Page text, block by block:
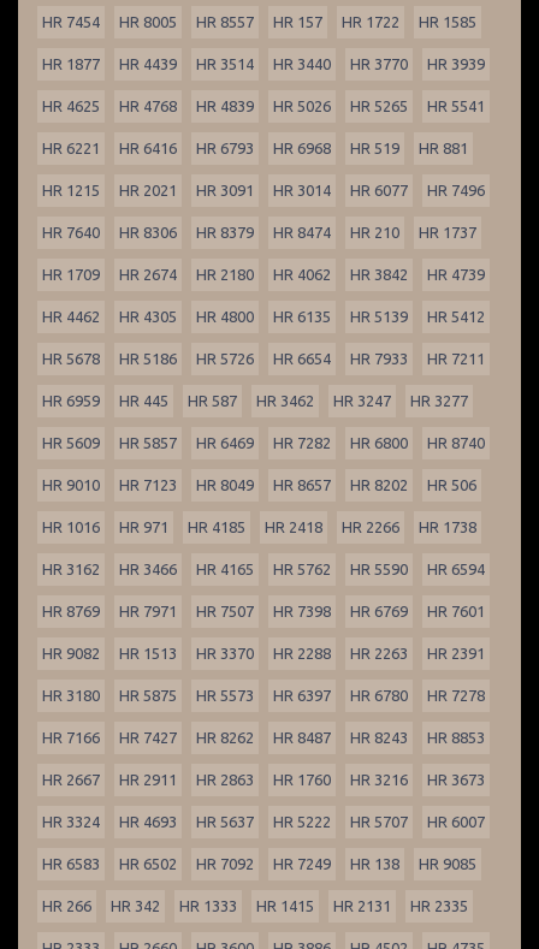
HR 7454 HR 8005 HR 8557 HR 157 HR 1722 HR 1585
HR 1877 HR 4439 HR 3514 HR 3440 HR 3770 HR 3939
HR 4625 HR 4768 HR 4839 HR 5026 HR 5265 HR 5541
HR 6221 HR 6416 HR 6793 HR 6968 HR 519 HR 881
HR 1215 HR 2021 HR 3091 HR 3014 HR 6077 HR 7496
HR 7640 HR 8306 HR 8379 HR 8474 HR 210 HR 1737
HR 1709 HR 2674 HR 2180 HR 4062 HR 3842 HR 4739
HR 4462 HR 4305 HR 4800 HR 6135 HR 5139 HR 5412
HR 5678 HR 5186 HR 5726 HR 6654 HR 7933 HR 7211
HR 6959 HR 445 HR 587 HR 3462 HR 3247 HR 3277
HR 5609 HR 5857 HR 6469 HR 7282 HR 6800 HR 8740
HR 9010 HR 7123 HR 8049 HR 8657 HR 8202 HR 506
HR 1016 HR 971 HR 4185 HR 2418 HR 2266 HR 1738
HR 3162 HR 3466 HR 4165 HR 5762 HR 5590 HR 6594
HR 8769 HR 7971 HR 7507 HR 7398 HR 6769 HR 7601
HR 9082 HR 1513 HR 3370 HR 2288 HR 2263 HR 2391
HR 3180 HR 5875 HR 5573 HR 6397 HR 6780 HR 7278
HR 7166 HR 7427 HR 8262 HR 8487 HR 8243 HR 8853
HR 2667 HR 2911 HR 2863 HR 1760 HR 3216 HR 3673
HR 3324 HR 4693 HR 5637 HR 5222 HR 5707 HR 6007
HR 6583 HR 6502 HR 7092 HR 7249 HR 138 HR 9085
HR 266 HR 342 HR 1333 HR 1415 HR 2131 HR 2335